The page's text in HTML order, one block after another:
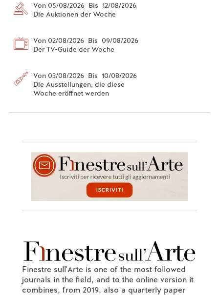
Von 05/08/2026 Bis 12/08/2026
Die Auktionen der Woche
Von 02/08/2026 Bis 09/08/2026
Der TV-Guide der Woche
Von 03/08/2026 Bis 10/08/2026
Die Ausstellungen, die diese
Woche eröffnet werden
Finestre sull'Arte is one of the most followed
journals in the field, and to the online version it
combines, from 2019, also a quarterly paper